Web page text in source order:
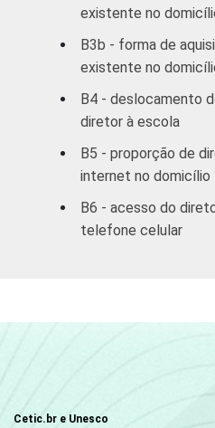
DEPENDÊNCIA
COMPUTADOR
existente no
B3b - forma de
existente no
B4 - deslocamento
diretor à escola
B5 - proporção de
internet no domicílio
B6 - acesso do
telefone celular
Cetic.br e Unesco